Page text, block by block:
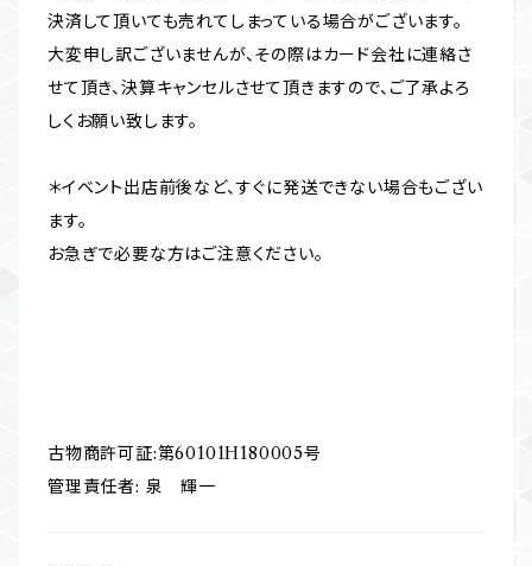
決済して頂いても売れてしまっている場合がございます。
大変申し訳ございませんが、その際はカード会社に連絡さ
せて頂き、決算キャンセルさせて頂きますので、ご了承よろ
しくお願い致します。
＊イベント出店前後など、すぐに発送できない場合もござい
ます。
お急ぎで必要な方はご注意ください。
古物商許可証:第60101H180005号
管理責任者: 泉 輝一